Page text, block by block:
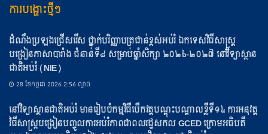
ការបង្ហោះថ្មីៗ
ដំណឹងប្រឡងជ្រើសរើស ថ្នាក់បរិញ្ញាបត្រជាន់ខ្ពស់អប់រំ ឯកទេសវិធីសាស្ត្រ
បង្រៀនភាសាបារាំង ជំនាន់ទី៨ សម្រាប់ឆ្នាំសិក្សា ២០២៦-២០២៧ នៅវិទ្យាស្ថាន
ជាតិអប់រំ (NIE)
28 ខែ​កក្កដា 2026 2:56 ល្ងាច
នៅវិទ្យាស្ថានជាតិអប់រំ មានរៀបចំកម្មវិធីបើកវគ្គបណ្ដុះបណ្ដាលខ្លីទី១៤ ការអនុវត្ត
វិធីសាស្ត្របង្រៀនបញ្ចូលការអប់រំភាពជាពលរដ្ឋសកល GCED ក្រោមអធិបតី